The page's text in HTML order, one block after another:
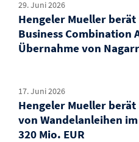
29. Juni 2026
Hengeler Mueller
Business Combination
Übernahme von
17. Juni 2026
Hengeler Mueller
von Wandelanleihen
320 Mio. EUR